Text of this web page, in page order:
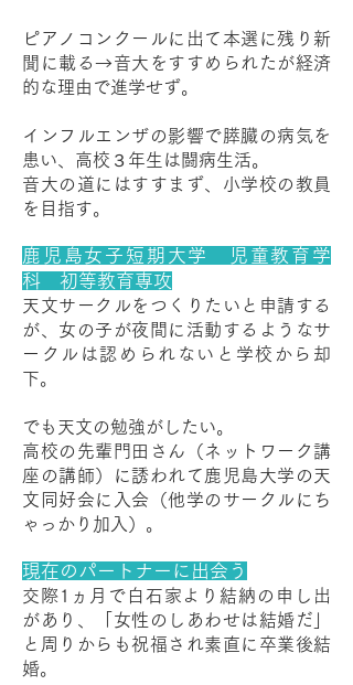
ピアノコンクールに出て本選に残り新
聞に載る→音大をすすめられたが経済
的な理由で進学せず。
インフルエンザの影響で膵臓の病気を
患い、高校３年生は闘病生活。
音大の道にはすすまず、小学校の教員
を目指す。
鹿児島女子短期大学 児童教育学
科 初等教育専攻
天文サークルをつくりたいと申請する
が、女の子が夜間に活動するようなサ
ークルは認められないと学校から却
下。
でも天文の勉強がしたい。
高校の先輩門田さん（ネットワーク講
座の講師）に誘われて鹿児島大学の天
文同好会に入会（他学のサークルにち
ゃっかり加入）。
現在のパートナーに出会う
交際1ヵ月で白石家より結納の申し出
があり、「女性のしあわせは結婚だ」
と周りからも祝福され素直に卒業後結
婚。